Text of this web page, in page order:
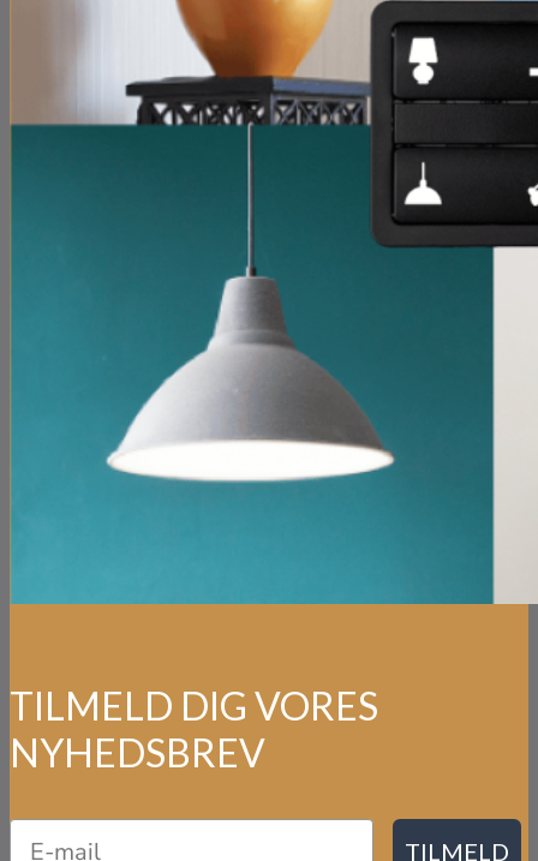
TILMELD DIG VORES
NYHEDSBREV
TILMELD